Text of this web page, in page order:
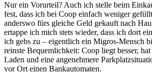
Nur ein Vorurteil? Auch ich stelle beim
fest, dass ich bei Coop einfach weniger
anderswo fürs gleiche Geld gekauft nach
ertappe ich mich stets wieder, dass ich dort
ich gebs zu – eigentlich ein Migros-Mensch
reinste Bequemlichkeit: Coop liegt besser,
Laden und eine angenehmere
vor Ort einen Bankautomaten.